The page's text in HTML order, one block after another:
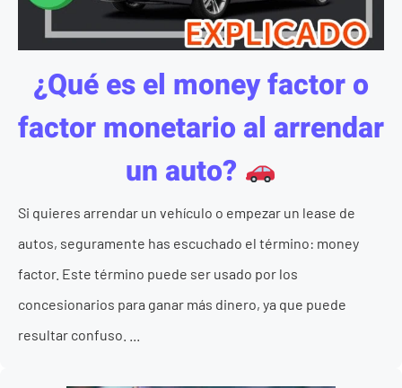
¿Qué es el money factor o
factor monetario al arrendar
un auto?
Si quieres arrendar un vehículo o empezar un lease de
autos, seguramente has escuchado el término: money
factor. Este término puede ser usado por los
concesionarios para ganar más dinero, ya que puede
resultar confuso. ...